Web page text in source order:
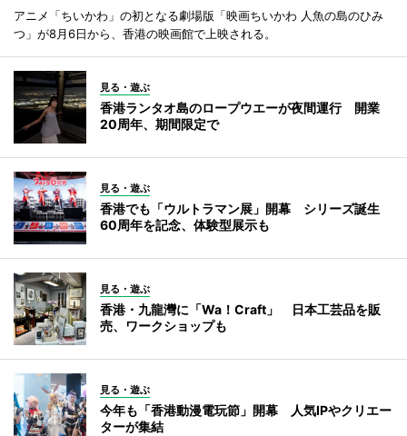
アニメ「ちいかわ」の初となる劇場版「映画ちいかわ 人魚の島のひみ
つ」が8月6日から、香港の映画館で上映される。
見る・遊ぶ
香港ランタオ島のロープウエーが夜間運行 開業
20周年、期間限定で
見る・遊ぶ
香港でも「ウルトラマン展」開幕 シリーズ誕生
60周年を記念、体験型展示も
見る・遊ぶ
香港・九龍灣に「Wa！Craft」 日本工芸品を販
売、ワークショップも
見る・遊ぶ
今年も「香港動漫電玩節」開幕 人気IPやクリエー
ターが集結